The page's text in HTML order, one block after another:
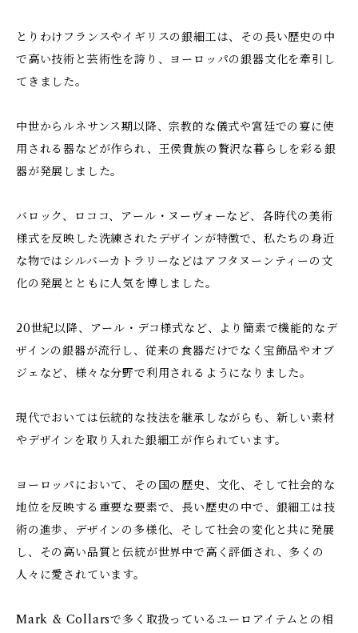
とりわけフランスやイギリスの銀細工は、その長い歴史の中
で高い技術と芸術性を誇り、ヨーロッパの銀器文化を牽引し
てきました。
中世からルネサンス期以降、宗教的な儀式や宮廷での宴に使
用される器などが作られ、王侯貴族の贅沢な暮らしを彩る銀
器が発展しました。
バロック、ロココ、アール・ヌーヴォーなど、各時代の美術
様式を反映した洗練されたデザインが特徴で、私たちの身近
な物ではシルバーカトラリーなどはアフタヌーンティーの文
化の発展とともに人気を博しました。
20世紀以降、アール・デコ様式など、より簡素で機能的なデ
ザインの銀器が流行し、従来の食器だけでなく宝飾品やオブ
ジェなど、様々な分野で利用されるようになりました。
現代でおいては伝統的な技法を継承しながらも、新しい素材
やデザインを取り入れた銀細工が作られています。
ヨーロッパにおいて、その国の歴史、文化、そして社会的な
地位を反映する重要な要素で、長い歴史の中で、銀細工は技
術の進歩、デザインの多様化、そして社会の変化と共に発展
し、その高い品質と伝統が世界中で高く評価され、多くの
人々に愛されています。
Mark & Collarsで多く取扱っているユーロアイテムとの相